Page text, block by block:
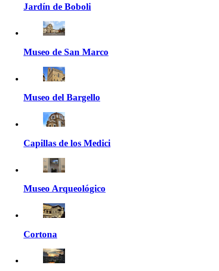
Jardín de Boboli
Museo de San Marco
Museo del Bargello
Capillas de los Medici
Museo Arqueológico
Cortona